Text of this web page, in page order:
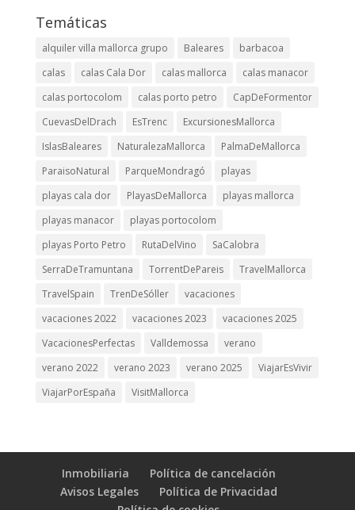
Temáticas
alquiler villa mallorca grupo Baleares
barbacoa
calas
calas Cala Dor calas mallorca
calas manacor
calas portocolom
calas porto petro
CapDeFormentor
CuevasDelDrach
EsTrenc
ExcursionesMallorca
IslasBaleares
NaturalezaMallorca
PalmaDeMallorca
ParaisoNatural
ParqueMondragó
playas
playas cala dor
PlayasDeMallorca
playas mallorca
playas manacor
playas portocolom
playas Porto Petro
RutaDelVino
SaCalobra
SerraDeTramuntana
TorrentDePareis
TravelMallorca
TravelSpain
TrenDeSóller
vacaciones
vacaciones 2022
vacaciones 2023
vacaciones 2025
VacacionesPerfectas
Valldemossa
verano
verano 2022
verano 2023 verano 2025
ViajarEsVivir
ViajarPorEspaña
VisitMallorca
Inmobiliaria
Política de cancelación
Avisos Legales
Política de Privacidad